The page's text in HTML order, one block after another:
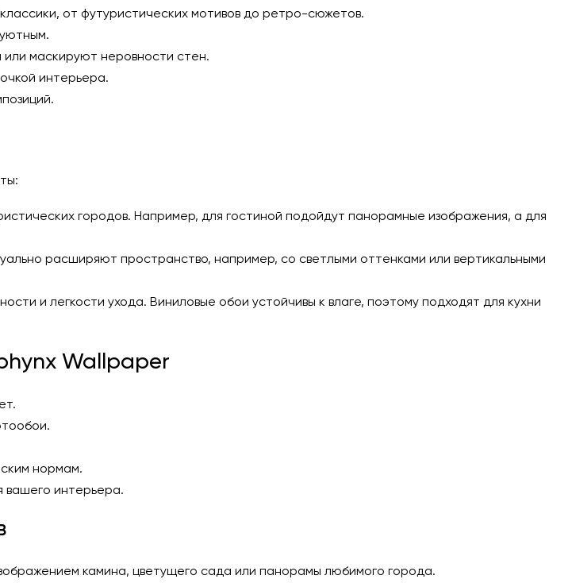
от футуристических мотивов до ретро-сюжетов.
маскируют неровности стен.
интерьера.
городов. Например, для гостиной подойдут панорамные изображения, а для
расширяют пространство, например, со светлыми оттенками или вертикальными
и легкости ухода. Виниловые обои устойчивы к влаге, поэтому подходят для кухни
Wallpaper
нормам.
вашего интерьера.
камина, цветущего сада или панорамы любимого города.